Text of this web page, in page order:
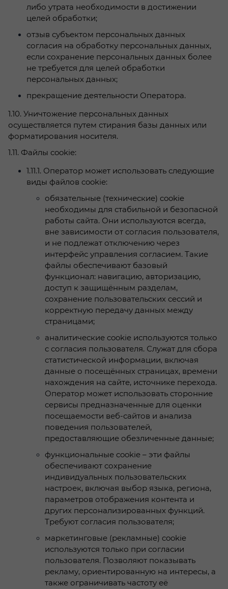
либо утрата необходимости в достижении
целей обработки;
отзыв субъектом персональных данных
согласия на обработку персональных данных,
если сохранение персональных данных более
не требуется для целей обработки
персональных данных;
прекращение деятельности Оператора.
1.10. Уничтожение персональных данных
осуществляется путем стирания базы данных или
форматирования носителя.
1.11. Файлы cookie:
1.11.1. Оператор может использовать следующие
виды файлов cookiе:
обязательные (технические) cookie
необходимы для стабильной и безопасной
работы сайта. Они используются всегда,
вне зависимости от согласия пользователя,
и не подлежат отключению через
интерфейс управления согласием. Такие
файлы обеспечивают базовый
функционал: навигацию, авторизацию,
доступ к защищённым разделам,
сохранение пользовательских сессий и
корректную передачу данных между
страницами;
аналитические cookie используются только
с согласия пользователя. Служат для сбора
статистической информации, включая
данные о посещённых страницах, времени
нахождения на сайте, источнике перехода.
Оператор может использовать сторонние
сервисы предназначенные для оценки
посещаемости веб-сайтов и анализа
поведения пользователей,
предоставляющие обезличенные данные;
функциональные cookie – эти файлы
обеспечивают сохранение
индивидуальных пользовательских
настроек, включая выбор языка, региона,
параметров отображения контента и
других персонализированных функций.
Требуют согласия пользователя;
маркетинговые (рекламные) cookie
используются только при согласии
пользователя. Позволяют показывать
рекламу, ориентированную на интересы, а
также ограничивать частоту её